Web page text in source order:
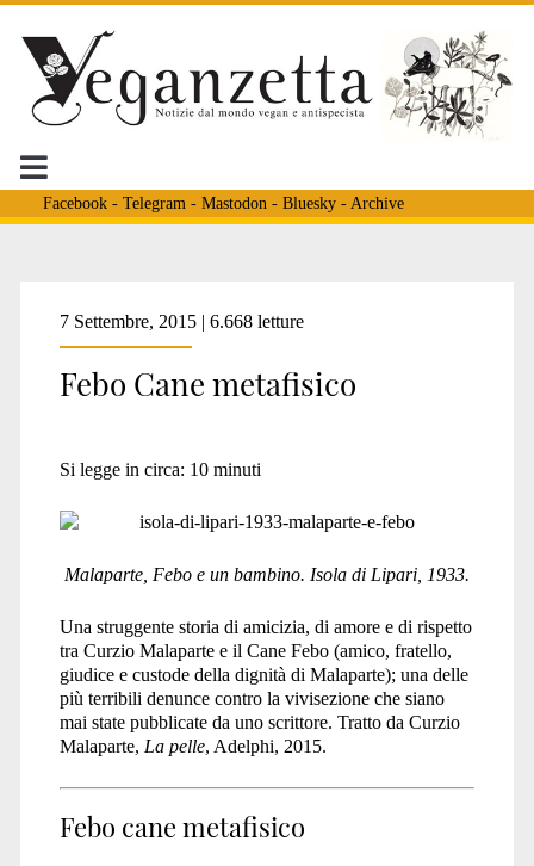
Facebook- Telegram - Mastodon - Bluesky- Archive
7 Settembre, 2015 | 6.668 letture
Febo Cane metafisico
Si legge in circa: 10 minuti
Malaparte, Febo e un bambino. Isola di Lipari, 1933.
Una struggente storia di amicizia, di amore e di rispetto
tra Curzio Malaparte e il Cane Febo (amico, fratello,
giudice e custode della dignità di Malaparte); una delle
più terribili denunce contro la vivisezione che siano
mai state pubblicate da uno scrittore. Tratto da Curzio
Malaparte, La pelle, Adelphi, 2015.
Febo cane metafisico